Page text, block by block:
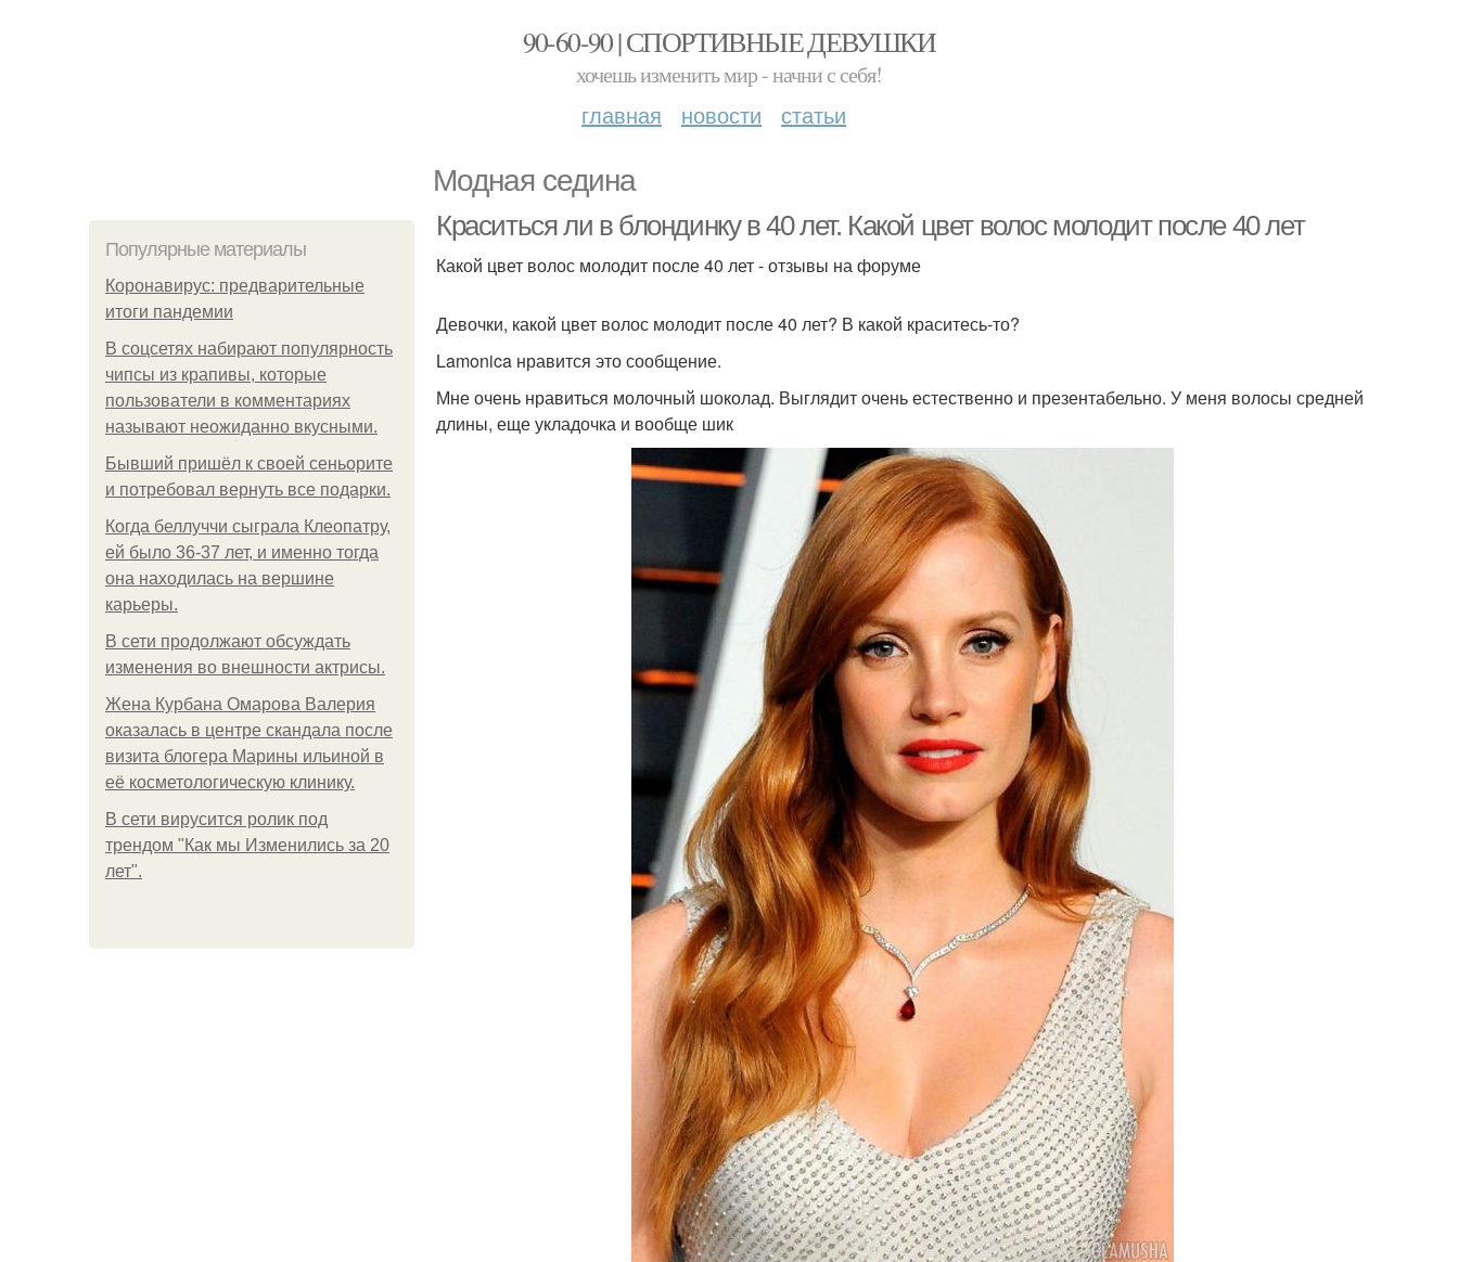
90-60-90 | СПОРТИВНЫЕ ДЕВУШКИ
хочешь изменить мир - начни с себя!
главная новости статьи
Модная седина
Популярные материалы
Коронавирус: предварительные
итоги пандемии
В соцсетях набирают популярность
чипсы из крапивы, которые
пользователи в комментариях
называют неожиданно вкусными.
Бывший пришёл к своей сеньорите
и потребовал вернуть все подарки.
Когда беллуччи сыграла Клеопатру,
ей было 36-37 лет, и именно тогда
она находилась на вершине
карьеры.
В сети продолжают обсуждать
изменения во внешности актрисы.
Жена Курбана Омарова Валерия
оказалась в центре скандала после
визита блогера Марины ильиной в
её косметологическую клинику.
В сети вирусится ролик под
трендом "Как мы Изменились за 20
лет".
Краситься ли в блондинку в 40 лет. Какой цвет волос молодит после 40 лет
Какой цвет волос молодит после 40 лет - отзывы на форуме
Девочки, какой цвет волос молодит после 40 лет? В какой краситесь-то?
Lamonica нравится это сообщение.
Мне очень нравиться молочный шоколад. Выглядит очень естественно и презентабельно. У меня волосы средней
длины, еще укладочка и вообще шик